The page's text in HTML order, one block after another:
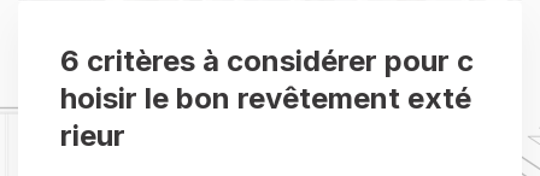
6 critères à considérer pour c
hoisir le bon revêtement exté
rieur